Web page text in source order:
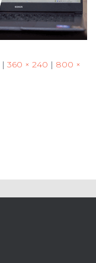
| 360 × 240 | 800 ×